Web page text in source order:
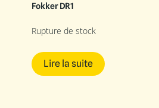
Fokker DR1
Rupture de stock
Lire la suite